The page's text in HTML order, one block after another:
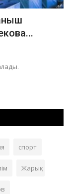
спорт
Жарық